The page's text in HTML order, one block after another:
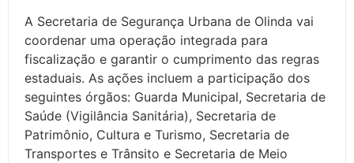
A Secretaria de Segurança Urbana de Olinda vai
coordenar uma operação integrada para
fiscalização e garantir o cumprimento das regras
estaduais. As ações incluem a participação dos
seguintes órgãos: Guarda Municipal, Secretaria de
Saúde (Vigilância Sanitária), Secretaria de
Patrimônio, Cultura e Turismo, Secretaria de
Transportes e Trânsito e Secretaria de Meio